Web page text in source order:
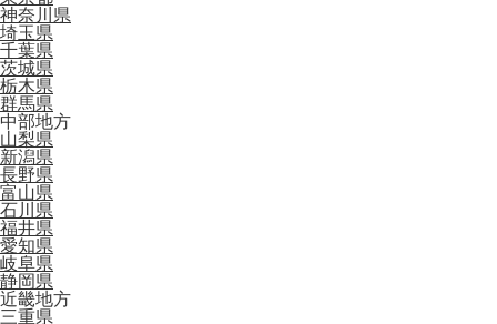
神奈川県
埼玉県
千葉県
茨城県
栃木県
群馬県
中部地方
山梨県
新潟県
長野県
富山県
石川県
福井県
愛知県
岐阜県
静岡県
近畿地方
三重県